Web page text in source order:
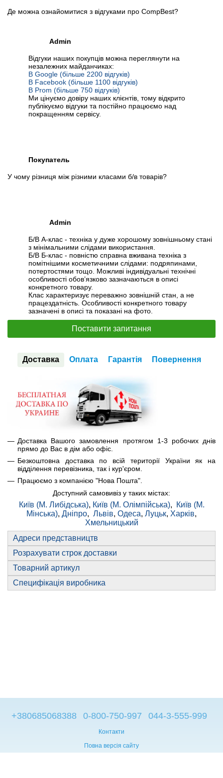
Де можна ознайомитися з відгуками про CompBest?
Admin
Відгуки наших покупців можна переглянути на
незалежних майданчиках:
В Google (більше 2200 відгуків)
В Facebook (більше 1100 відгуків)
В Prom (більше 750 відгуків)
Ми цінуємо довіру наших клієнтів, тому відкрито
публікуємо відгуки та постійно працюємо над
покращенням сервісу.
Покупатель
У чому різниця між різними класами б/в товарів?
Admin
Б/В А-клас - техніка у дуже хорошому зовнішньому стані
з мінімальними слідами використання.
Б/В Б-клас - повністю справна вживана техніка з
помітнішими косметичними слідами: подряпинами,
потертостями тощо. Можливі індивідуальні технічні
особливості обов’язково зазначаються в описі
конкретного товару.
Клас характеризує переважно зовнішній стан, а не
працездатність. Особливості конкретного товару
зазначені в описі та показані на фото.
Поставити запитання
Доставка Оплата Гарантія Повернення
Доставка Вашого замовлення протягом 1-3 робочих днів
прямо до Вас в дім або офіс.
Безкоштовна доставка по всій території України як на
відділення перевізника, так і кур'єром.
Працюємо з компанією "Нова Пошта".
Доступний самовивіз у таких містах:
Київ (М. Либідська), Київ (М. Олімпійська),
Київ (М.
Мінська), Дніпро, Львів, Одеса, Луцьк, Харків,
Хмельницький
Адреси представництв
Розрахувати строк доставки
Товарний артикул
Специфікація виробника
+380685068388 0-800-750-997 044-3-555-999
Контакти
Повна версія сайту